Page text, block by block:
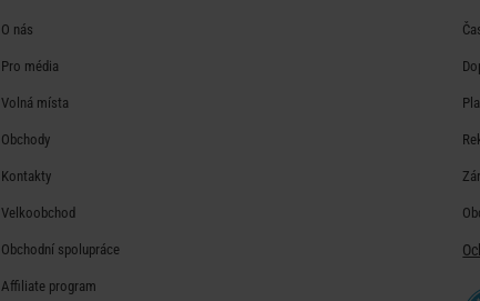
O nás
Pro média
Volná místa
Obchody
Kontakty
Velkoobchod
Obchodní spolupráce
Affiliate program